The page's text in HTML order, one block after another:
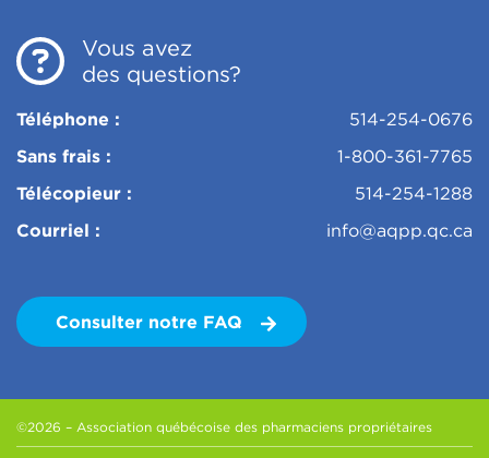
Vous avez
des questions?
Téléphone :
514-254-0676
Sans frais :
1-800-361-7765
Télécopieur :
514-254-1288
Courriel :
info@aqpp.qc.ca
Consulter notre FAQ
©2026 – Association québécoise des pharmaciens propriétaires